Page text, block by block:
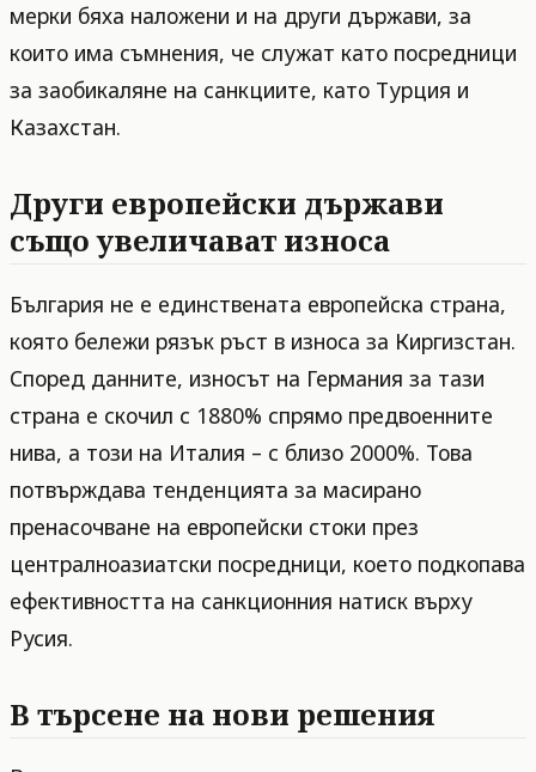
мерки бяха наложени и на други държави, за
които има съмнения, че служат като посредници
за заобикаляне на санкциите, като Турция и
Казахстан.
Други европейски държави
също увеличават износа
България не е единствената европейска страна,
която бележи рязък ръст в износа за Киргизстан.
Според данните, износът на Германия за тази
страна е скочил с 1880% спрямо предвоенните
нива, а този на Италия – с близо 2000%. Това
потвърждава тенденцията за масирано
пренасочване на европейски стоки през
централноазиатски посредници, което подкопава
ефективността на санкционния натиск върху
Русия.
В търсене на нови решения